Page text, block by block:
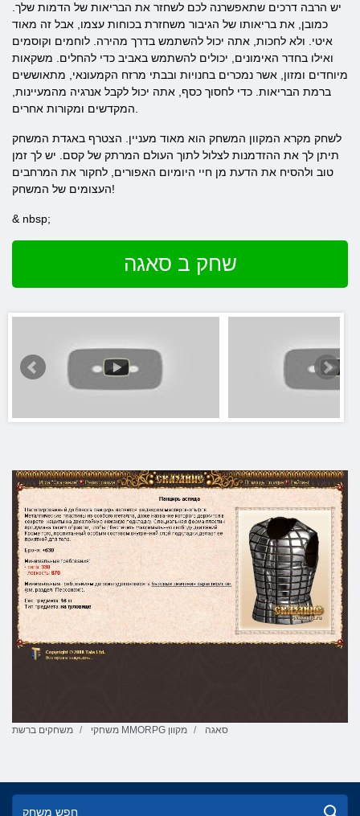
יש הרבה דרכים שתאפשרנה לכם לשחזר את הבריאות של הדמות שלך.
כמובן, את בריאותו של הגיבור משחזרת בכוחות עצמו, אבל זה מאוד
איטי. ולא לחכות, אתה יכול להשתמש בדרך מהירה. לוחמים וקוסמים
ואילו בחדר האימונים, יכולים להשתמש באביב כדי להחלים. משקאות
מיוחדים ומזון, אשר נמכרים בחנויות ובבתי מרזח הקמעונאי, מתאוששים
ברמת הבריאות. כדי לחסוך כסף, אתה יכול לקבל אנרגיה מהמעיינות,
לשחק מקרא המקוון המשחק הוא מאוד מעניין. הצטרף באגדת המשחק
תיתן לך את ההזדמנות לצלול לתוך העולם המרתק של קסם. יש לך זמן
טוב ולהסיח את הדעת מן חיי היומיום האפורים, לחקור את המרחבים
העצומים של המשחק!
& nbsp;
שחק ב סאגה
משחקים ברשת משחקי MMORPG מקוון סאגה